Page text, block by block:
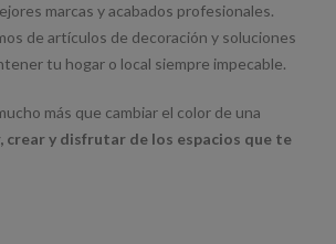
marcas y acabados profesionales.
de artículos de decoración y soluciones
tu hogar o local siempre impecable.
más que cambiar el color de una
crear y disfrutar de los espacios que te